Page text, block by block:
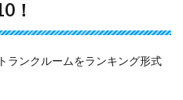
！
ランクルームをランキング形式